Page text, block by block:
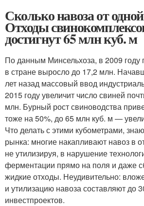
Сколько навоза от
Отходы
достигнут 65 млн куб. м
По данным Минсельхоза, в 2009 году
в стране выросло до 17,2 млн.
лет назад массовый ввод
2015 году увеличит число свиней
млн. Бурный рост свиноводства
тоже на 50%, до 65 млн куб. м —
Что делать с этими кубометрами,
рынка: многие накапливают навоз в
не утилизируя, в нарушение
ферментации прямо на поля и даже
жидкие отходы. Неудивительно:
и утилизацию навоза составляют до
инвестпроектов.